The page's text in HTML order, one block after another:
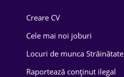
Drept
Educație / Training
Creare CV
Cele mai noi joburi
Locuri de munca Străinătate
Raportează conținut ilegal